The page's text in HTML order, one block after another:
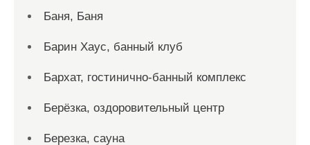
Баня, Баня
Барин Хаус, банный клуб
Бархат, гостинично-банный комплекс
Берёзка, оздоровительный центр
Березка, сауна